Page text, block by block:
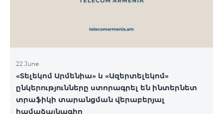
22 June
«Տելեկոմ Արմենիա» և «Ազերտելեկոմ»
ընկերությունները ստորագրել են ինտերնետ
տրաֆիկի տարանցման վերաբերյալ
համաձայնագիր